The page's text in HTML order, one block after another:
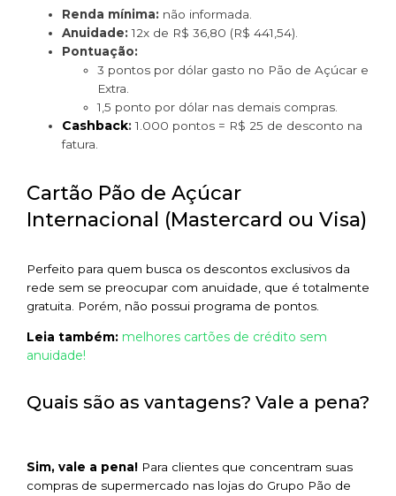
Renda mínima: não informada.
Anuidade: 12x de R$ 36,80 (R$ 441,54).
Pontuação:
3 pontos por dólar gasto no Pão de Açúcar e
Extra.
1,5 ponto por dólar nas demais compras.
Cashback: 1.000 pontos = R$ 25 de desconto na
fatura.
Cartão Pão de Açúcar
Internacional (Mastercard ou Visa)
Perfeito para quem busca os descontos exclusivos da
rede sem se preocupar com anuidade, que é totalmente
gratuita. Porém, não possui programa de pontos.
Leia também: melhores cartões de crédito sem
anuidade!
Quais são as vantagens? Vale a pena?
Sim, vale a pena! Para clientes que concentram suas
compras de supermercado nas lojas do Grupo Pão de